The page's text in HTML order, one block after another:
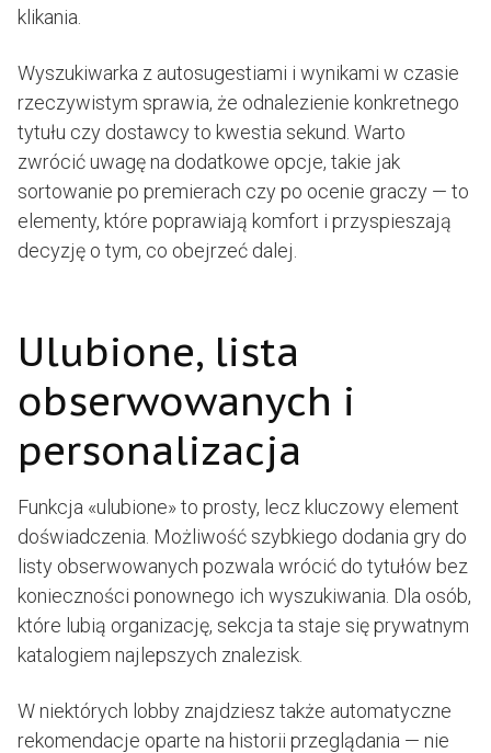
klikania.
Wyszukiwarka z autosugestiami i wynikami w czasie
rzeczywistym sprawia, że odnalezienie konkretnego
tytułu czy dostawcy to kwestia sekund. Warto
zwrócić uwagę na dodatkowe opcje, takie jak
sortowanie po premierach czy po ocenie graczy — to
elementy, które poprawiają komfort i przyspieszają
decyzję o tym, co obejrzeć dalej.
Ulubione, lista
obserwowanych i
personalizacja
Funkcja «ulubione» to prosty, lecz kluczowy element
doświadczenia. Możliwość szybkiego dodania gry do
listy obserwowanych pozwala wrócić do tytułów bez
konieczności ponownego ich wyszukiwania. Dla osób,
które lubią organizację, sekcja ta staje się prywatnym
katalogiem najlepszych znalezisk.
W niektórych lobby znajdziesz także automatyczne
rekomendacje oparte na historii przeglądania — nie